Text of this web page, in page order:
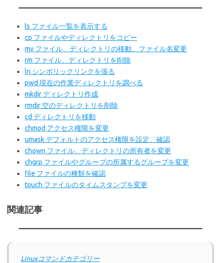
ls ファイル一覧を表示する
cp ファイルやディレクトリをコピー
mv ファイル、ディレクトリの移動、ファイル名変更
rm ファイル、ディレクトリを削除
ln シンボリックリンクを張る
pwd 現在の作業ディレクトリを調べる
mkdir ディレクトリ作成
rmdir 空のディレクトリを削除
cd ディレクトリを移動
chmod アクセス権限を変更
umask デフォルトのアクセス権限を設定、確認
chown ファイル、ディレクトリの所有者を変更
chgrp ファイルやグループの所属するグループを変更
file ファイルの種類を確認
touch ファイルのタイムスタンプを変更
関連記事
Linuxコマンドカテゴリー